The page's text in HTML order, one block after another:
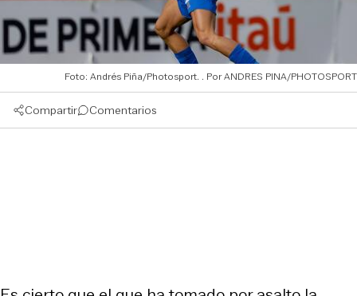
Foto: Andrés Piña/Photosport. ANDRES PINA/PHOTOSPORT
Compartir Comentarios